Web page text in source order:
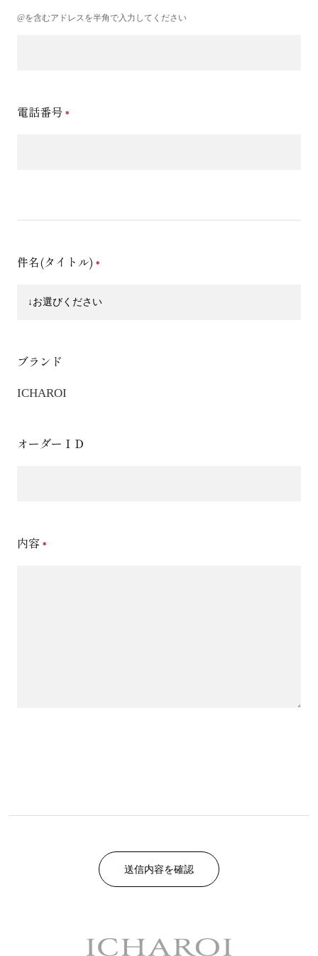
@を含むアドレスを半角で入力してください
電話番号
件名(タイトル)
ブランド
ICHAROI
オーダーＩＤ
内容